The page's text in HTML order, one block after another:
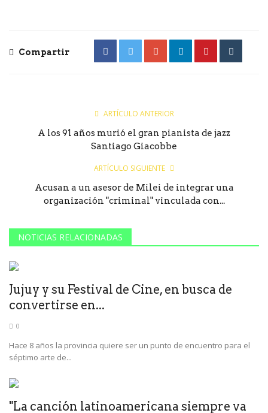
Compartir
ARTÍCULO ANTERIOR
A los 91 años murió el gran pianista de jazz
Santiago Giacobbe
ARTÍCULO SIGUIENTE
Acusan a un asesor de Milei de integrar una
organización "criminal" vinculada con...
NOTICIAS RELACIONADAS
Jujuy y su Festival de Cine, en busca de
convertirse en...
0
Hace 8 años la provincia quiere ser un punto de encuentro para el
séptimo arte de...
"La canción latinoamericana siempre va